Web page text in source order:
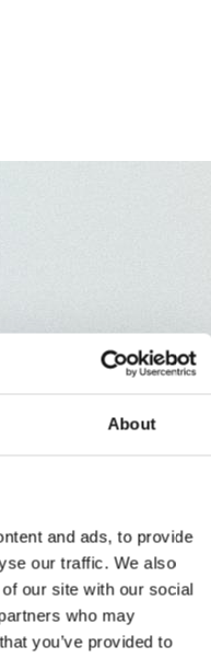
About
and ads, to provide
our traffic. We also
our site with our social
who may
you’ve provided to